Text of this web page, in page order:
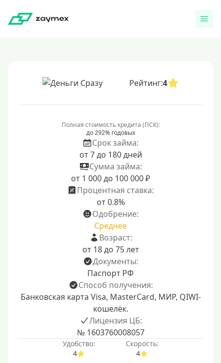
Рейтинг:4
Полная стоимость кредита (ПСК):
до 292% годовых
Срок займа:
от 7 до 180 дней
Сумма займа:
от 1 000 до 100 000 ₽
Процентная ставка:
от 0.8%
Одобрение:
Среднее
Возраст:
от 18 до 75 лет
Документы:
Паспорт РФ
Способ получения:
Банковская карта Visa, MasterCard, МИР, QIWI-
кошелёк.
Лицензия ЦБ:
№ 1603760008057
Удобство:
4
Скорость:
4